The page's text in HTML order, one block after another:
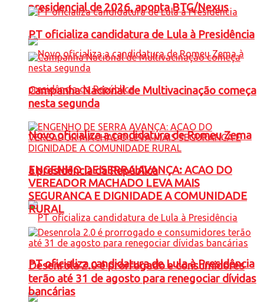
presidencial de 2026, aponta BTG/Nexus
Novo oficializa a candidatura de Romeu Zema
à presidência da República
PT oficializa candidatura de Lula à Presidência
PT oficializa candidatura de Lula à Presidência
Campanha Nacional de Multivacinação começa
nesta segunda
ENGENHO DE SERRA AVANÇA: ACAO DO
VEREADOR MACHADO LEVA MAIS
SEGURANCA E DIGNIDADE A COMUNIDADE
RURAL
Desenrola 2.0 é prorrogado e consumidores
terão até 31 de agosto para renegociar dívidas
bancárias